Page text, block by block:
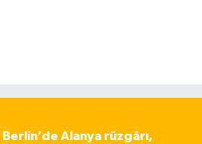
Berlin’de Alanya rüzgârı,